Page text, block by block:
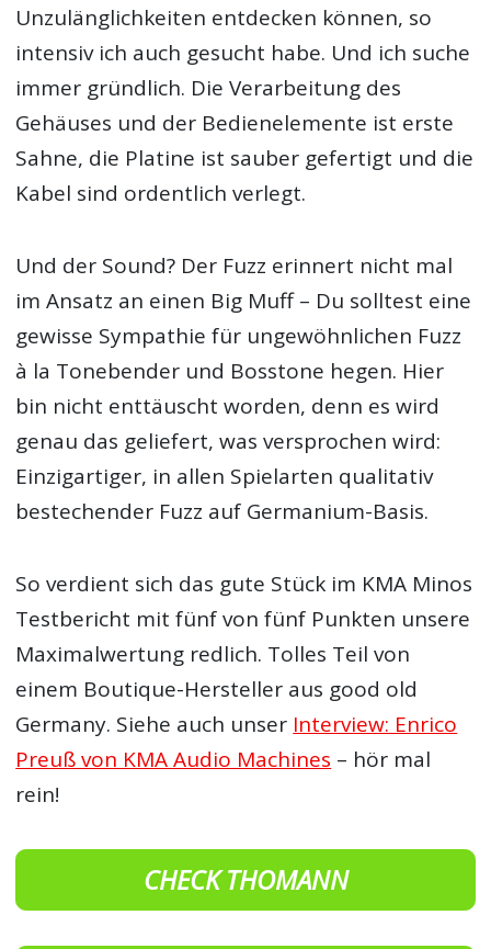
Unzulänglichkeiten entdecken können, so
intensiv ich auch gesucht habe. Und ich suche
immer gründlich. Die Verarbeitung des
Gehäuses und der Bedienelemente ist erste
Sahne, die Platine ist sauber gefertigt und die
Kabel sind ordentlich verlegt.
Und der Sound? Der Fuzz erinnert nicht mal
im Ansatz an einen Big Muff – Du solltest eine
gewisse Sympathie für ungewöhnlichen Fuzz
à la Tonebender und Bosstone hegen. Hier
bin nicht enttäuscht worden, denn es wird
genau das geliefert, was versprochen wird:
Einzigartiger, in allen Spielarten qualitativ
bestechender Fuzz auf Germanium-Basis.
So verdient sich das gute Stück im KMA Minos
Testbericht mit fünf von fünf Punkten unsere
Maximalwertung redlich. Tolles Teil von
einem Boutique-Hersteller aus good old
Germany. Siehe auch unser Interview: Enrico
Preuß von KMA Audio Machines – hör mal
rein!
CHECK THOMANN